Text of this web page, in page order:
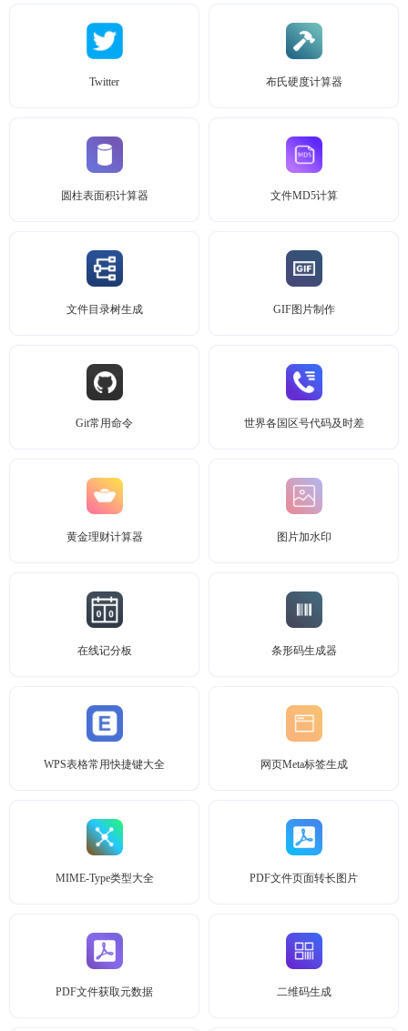
Twitter 布氏硬度计算器
圆柱表面积计算器 文件MD5计算
文件目录树生成 GIF图片制作
Git常用命令 世界各国区号代码及时差
黄金理财计算器 图片加水印
在线记分板 条形码生成器
WPS表格常用快捷键大全 网页Meta标签生成
MIME-Type类型大全 PDF文件页面转长图片
PDF文件获取元数据 二维码生成